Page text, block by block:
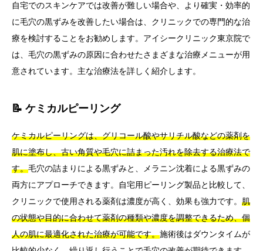
自宅でのスキンケアでは改善が難しい場合や、より確実・効率的
に毛穴の黒ずみを改善したい場合は、クリニックでの専門的な治
療を検討することをお勧めします。アイシークリニック東京院で
は、毛穴の黒ずみの原因に合わせたさまざまな治療メニューが用
意されています。主な治療法を詳しく紹介します。
📝 ケミカルピーリング
ケミカルピーリングは、グリコール酸やサリチル酸などの薬剤を
肌に塗布し、古い角質や毛穴に詰まった汚れを除去する治療法で
す。毛穴の詰まりによる黒ずみと、メラニン沈着による黒ずみの
両方にアプローチできます。自宅用ピーリング製品と比較して、
クリニックで使用される薬剤は濃度が高く、効果も強力です。 肌
の状態や目的に合わせて薬剤の種類や濃度を調整できるため、個
人の肌に最適化された治療が可能です。施術後はダウンタイムが